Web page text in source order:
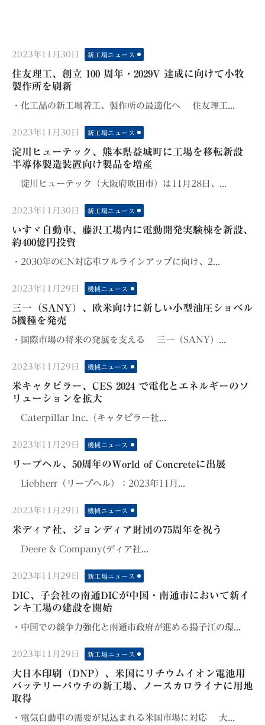
Posted
on
2023年11月30日 新工場ニュース
住友理工、創立 100 周年・2029V 達成に向けて小牧
製作所を刷新
・化工品の新工場着工、製作所の最適化へ 住友理工...
Posted
on
2023年11月30日 新工場ニュース
淀川ヒューテック、熊本県益城町に工場を移転新設
半導体製造装置向け製品を増産
淀川ヒューテック（大阪府吹田市）は11月28日、...
Posted
2023年11月30日 新工場ニュース
いすゞ自動車、藤沢工場内に電動開発実験棟を新設、
約400億円投資
・2030年のCN対応車フルラインアップに向け、2...
Posted
on
2023年11月29日 機械ニュース
三一（SANY）、欧米向けに新しい小型油圧ショベル
5機種を発売
・国際市場の将来の発展を支える 三一（SANY）...
Posted
on
2023年11月29日 機械ニュース
米キャタピラー、CES 2024 で電化とエネルギーのソ
リューションを拡大
Caterpillar Inc.（キャタピラー社...
Posted
on
2023年11月29日 機械ニュース
リープヘル、50周年のWorld of Concreteに出展
Liebherr（リープヘル）：2023年11月...
Posted
on
2023年11月29日 機械ニュース
米ディア社、ジョンディア財団の75周年を祝う
Deere & Company(ディア社...
Posted
on
2023年11月29日 新工場ニュース
DIC、子会社の南通DICが中国・南通市において新イ
ンキ工場の建設を開始
・中国での競争力強化と南通市政府が進める揚子江の環...
Posted
on
2023年11月29日 新工場ニュース
大日本印刷（DNP）、米国にリチウムイオン電池用
バッテリーパウチの新工場、ノースカロライナに用地
取得
・電気自動車の需要が見込まれる米国市場に対応 大...